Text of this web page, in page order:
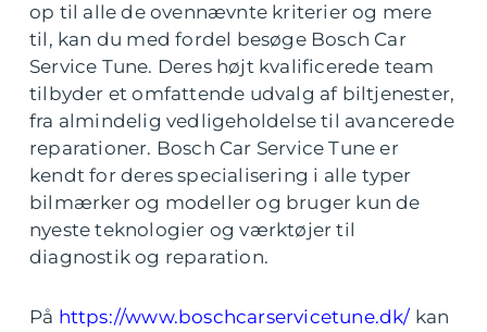
op til alle de ovennævnte kriterier og mere
til, kan du med fordel besøge Bosch Car
Service Tune. Deres højt kvalificerede team
tilbyder et omfattende udvalg af biltjenester,
fra almindelig vedligeholdelse til avancerede
reparationer. Bosch Car Service Tune er
kendt for deres specialisering i alle typer
bilmærker og modeller og bruger kun de
nyeste teknologier og værktøjer til
diagnostik og reparation.
På https://www.boschcarservicetune.dk/ kan